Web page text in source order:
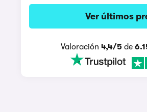
Ver últimos
Valoración 4,4/5de